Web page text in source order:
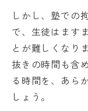
しかし、塾での
で、生徒はます
とが難しくなり
抜きの時間も含
る時間を、あら
しょう。